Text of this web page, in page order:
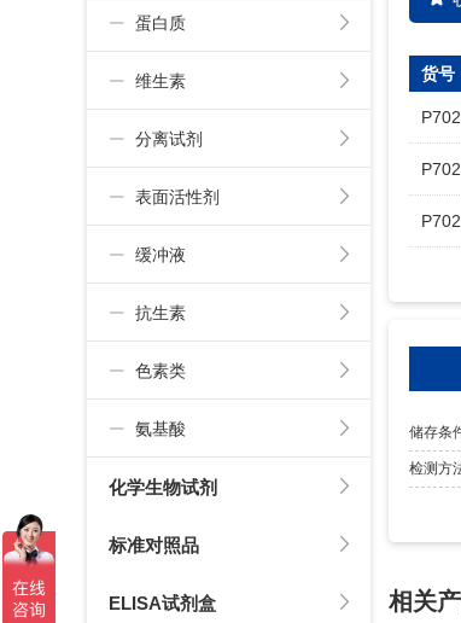
蛋白质
维生素
分离试剂
表面活性剂
缓冲液
抗生素
色素类
氨基酸
化学生物试剂
标准对照品
ELISA试剂盒
货号
储存条
检测方
相关